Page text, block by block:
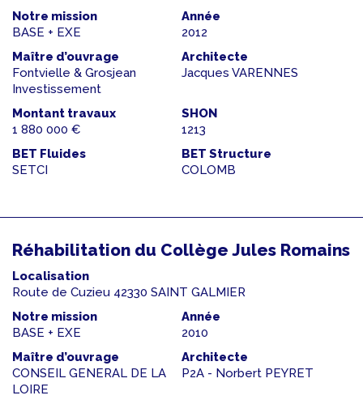
Notre mission
BASE + EXE
Année
2012
Maître d’ouvrage
Fontvielle & Grosjean
Investissement
Architecte
Jacques VARENNES
Montant travaux
1 880 000 €
SHON
1213
BET Fluides
SETCI
BET Structure
COLOMB
Réhabilitation du Collège Jules Romains
Localisation
Route de Cuzieu 42330 SAINT GALMIER
Notre mission
BASE + EXE
Année
2010
Maître d’ouvrage
CONSEIL GENERAL DE LA
LOIRE
Architecte
P2A - Norbert PEYRET